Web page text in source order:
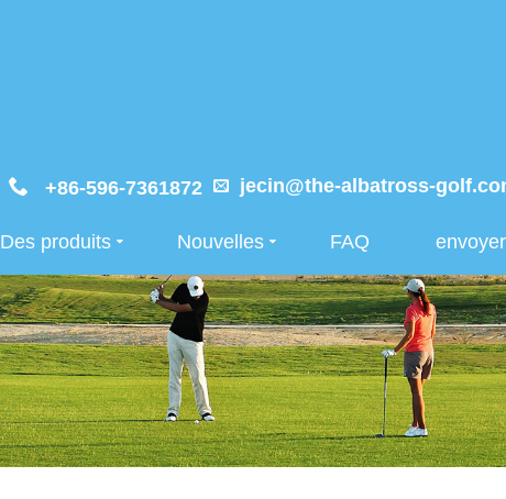
+86-596-7361872 jecin@the-albatross-
Des produits Nouvelles FAQ